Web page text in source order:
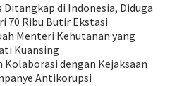
di Indonesia, Diduga
70 Ribu Butir Ekstasi
Menteri Kehutanan yang
Kuansing
Kolaborasi dengan Kejaksaan
Antikorupsi